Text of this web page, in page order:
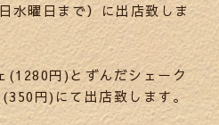
水曜日まで）に出店致しま
(1280円)とずんだシェーク
円)にて出店致します。